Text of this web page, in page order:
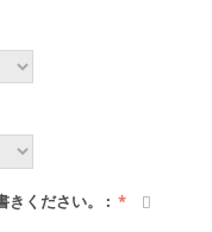
ください。 :